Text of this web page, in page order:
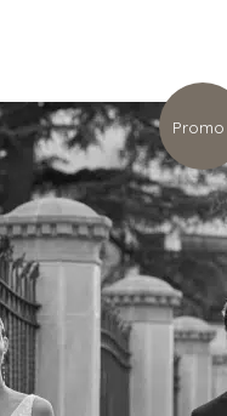
Promo